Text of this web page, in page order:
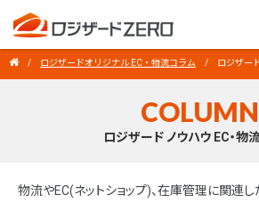
ロジザードオリジナル EC・物流コラム ロジザー
COLUMN
ロジザード ノウハウ EC・物
物流やEC(ネットショップ)、在庫管理に関連